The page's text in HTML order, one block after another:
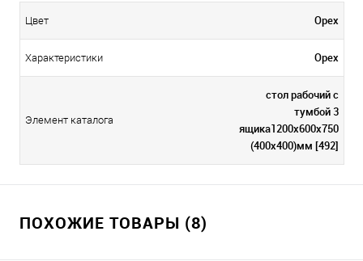
Цвет Орех
Характеристики Орех
Элемент каталога
стол рабочий с
тумбой 3
ящика1200х600х750
(400х400)мм [492]
ПОХОЖИЕ ТОВАРЫ (8)